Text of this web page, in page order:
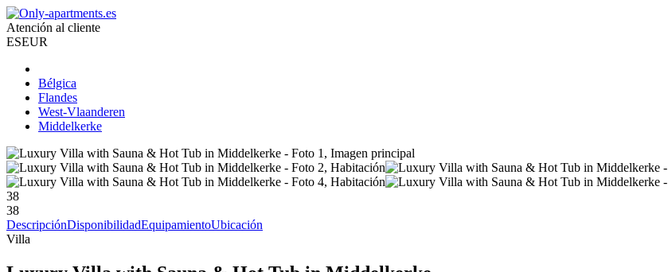
Atención al cliente
ESEUR
Bélgica
Flandes
West-Vlaanderen
Middelkerke
38
38
DescripciónDisponibilidadEquipamientoUbicación
Villa